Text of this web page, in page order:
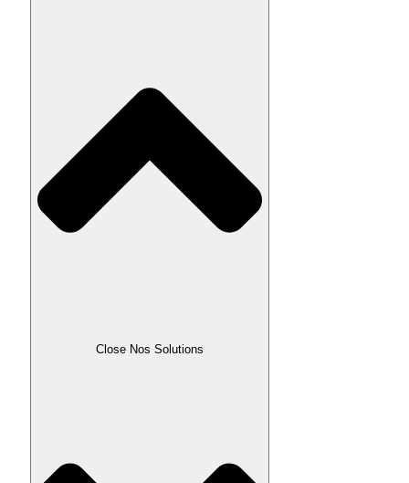
Close Nos Solutions